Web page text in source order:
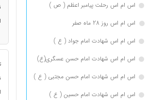
اس ام اس رحلت پیامبر اعظم ( ص )
اس ام اس روز 28 ماه صفر
اس ام اس شهادت امام جواد ( ع )
اس ام اس شهادت امام حسن عسگری(ع)
اس ام اس شهادت امام حسن مجتبی ( ع )
اس ام اس شهادت امام حسین ( ع )